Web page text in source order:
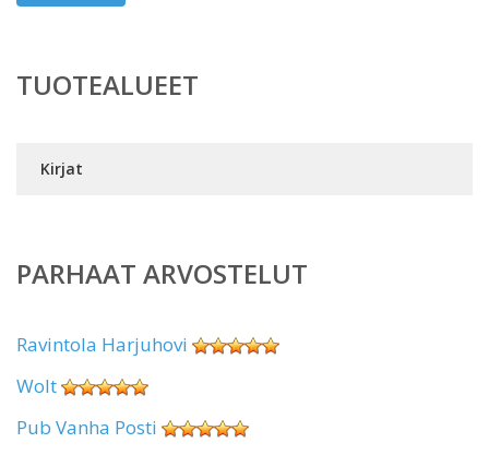
TUOTEALUEET
Kirjat
PARHAAT ARVOSTELUT
Ravintola Harjuhovi
Wolt
Pub Vanha Posti